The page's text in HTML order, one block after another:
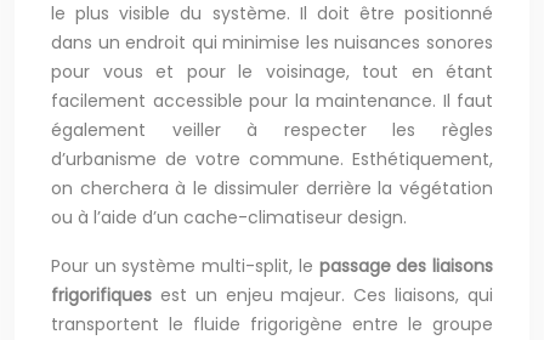
le plus visible du système. Il doit être positionné
dans un endroit qui minimise les nuisances sonores
pour vous et pour le voisinage, tout en étant
facilement accessible pour la maintenance. Il faut
également veiller à respecter les règles
d’urbanisme de votre commune. Esthétiquement,
on cherchera à le dissimuler derrière la végétation
ou à l’aide d’un cache-climatiseur design.
Pour un système multi-split, le passage des liaisons
frigorifiques est un enjeu majeur. Ces liaisons, qui
transportent le fluide frigorigène entre le groupe